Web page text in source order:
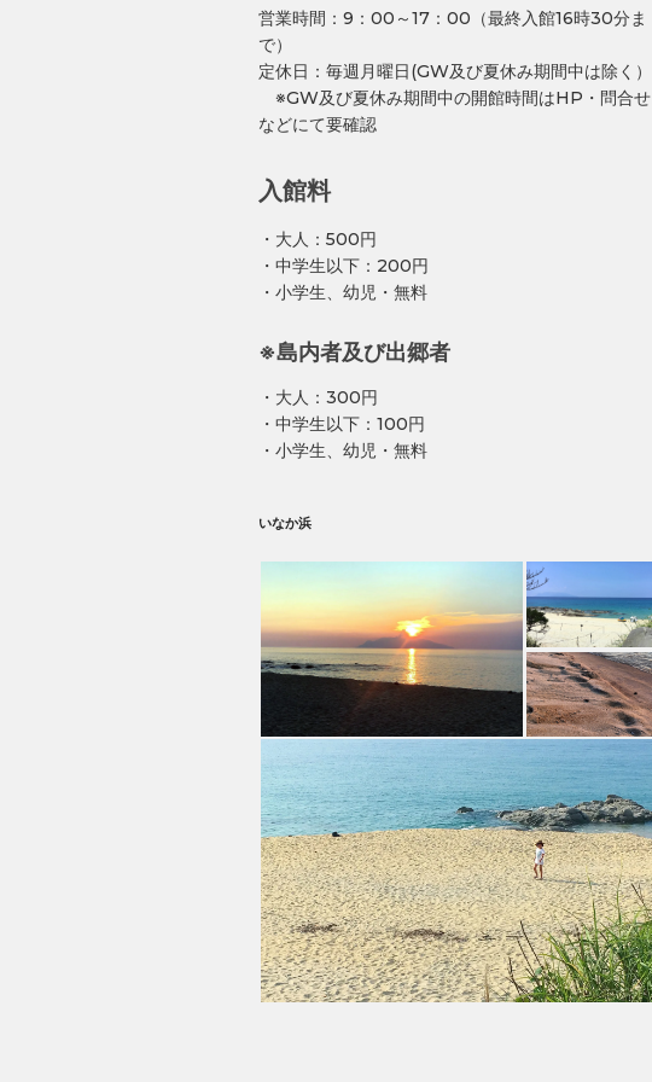
営業時間：9：00～17：00（最終入館16時30分ま
で）
定休日：毎週月曜日(GW及び夏休み期間中は除く）
※GW及び夏休み期間中の開館時間はHP・問合せ
などにて要確認
入館料
・大人：500円
・中学生以下：200円
・小学生、幼児・無料
※島内者及び出郷者
・大人：300円
・中学生以下：100円
・小学生、幼児・無料
いなか浜